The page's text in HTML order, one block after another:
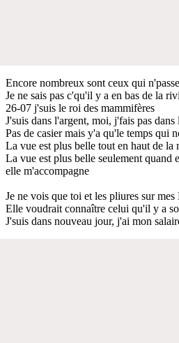
Encore nombreux sont ceux qui
Je ne sais pas c'qu'il y a en bas de la
26-07 j'suis le roi des mammifères
J'suis dans l'argent, moi, j'fais pas
Pas de casier mais y'a qu'le temps qui
La vue est plus belle tout en haut de la
La vue est plus belle seulement quand
elle m'accompagne
Je ne vois que toi et les pliures sur
Elle voudrait connaître celui qu'il y a
J'suis dans nouveau jour, j'ai mon